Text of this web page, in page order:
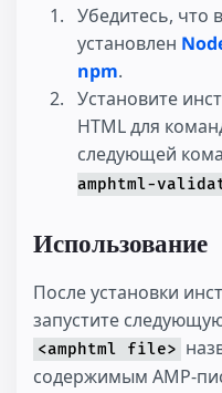
Убедитесь, что
установлен
npm.
Установите
HTML для
следующей
amphtml-
Использование
После установки
запустите
<amphtml file>
содержимым AMP-